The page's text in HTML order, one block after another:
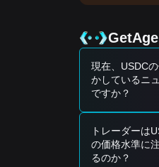
取引シグナル
現在の技術構
潜在的な買いゾ
• 一時的な市
トリーポイン
• 軽微なデペ
リスクシナリオ
• USDC の価
性を慎重に見
買い戦略
現在、USDC
かしているニ
ですか？
トレーダーは
の価格水準に
るのか？